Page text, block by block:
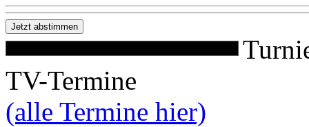
TV-Termine
(alle Termine hier)